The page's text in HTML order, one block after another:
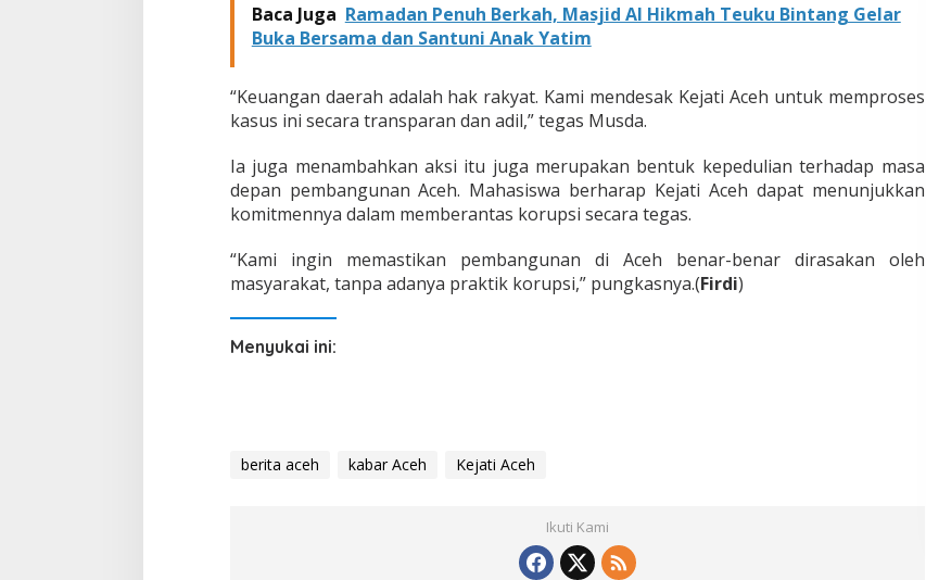
Baca Juga Ramadan Penuh Berkah, Masjid Al Hikmah Teuku Bintang Gelar
Buka Bersama dan Santuni Anak Yatim
“Keuangan daerah adalah hak rakyat. Kami mendesak Kejati Aceh untuk memproses
kasus ini secara transparan dan adil,” tegas Musda.
Ia juga menambahkan aksi itu juga merupakan bentuk kepedulian terhadap masa
depan pembangunan Aceh. Mahasiswa berharap Kejati Aceh dapat menunjukkan
komitmennya dalam memberantas korupsi secara tegas.
“Kami ingin memastikan pembangunan di Aceh benar-benar dirasakan oleh
masyarakat, tanpa adanya praktik korupsi,” pungkasnya.(Firdi)
Menyukai ini:
berita aceh kabar Aceh Kejati Aceh
Ikuti Kami